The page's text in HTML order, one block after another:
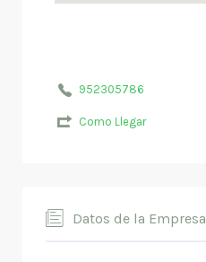
952305786
Como Llegar
Datos de la Empresa